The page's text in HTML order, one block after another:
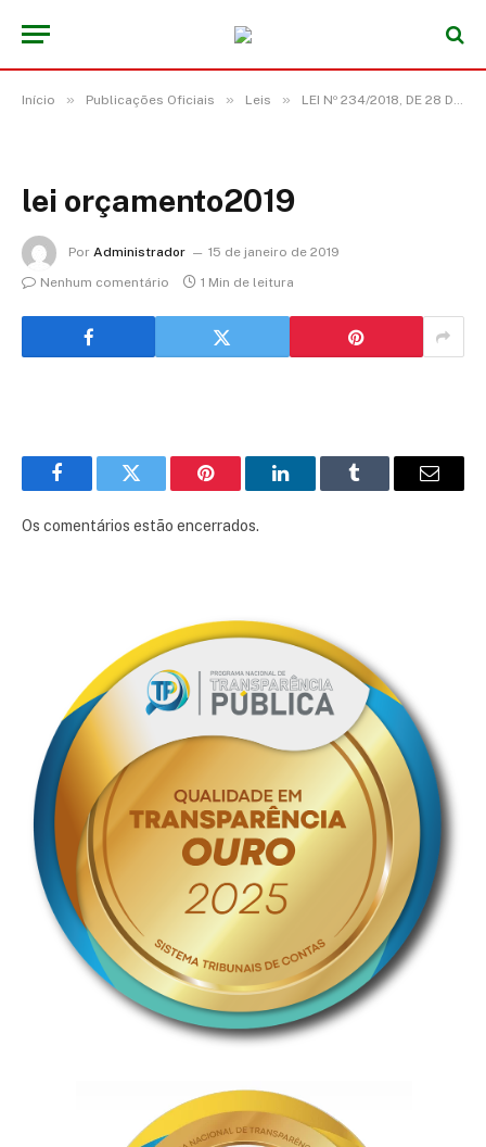
Início » Publicações Oficiais » Leis » LEI Nº 234/2018, DE 28 DE DEZEMBRO DE 2018 (Estima a Receita e Fixa a Despesa do Município de Acará para o Exercício Financeiro de 2019 e dá outras providências)
lei orçamento2019
Por Administrador
15 de janeiro de 2019
Nenhum comentário
1 Min de leitura
FacebookTwitter Pinterest LinkedInTumblr
E-
Os comentários estão encerrados.